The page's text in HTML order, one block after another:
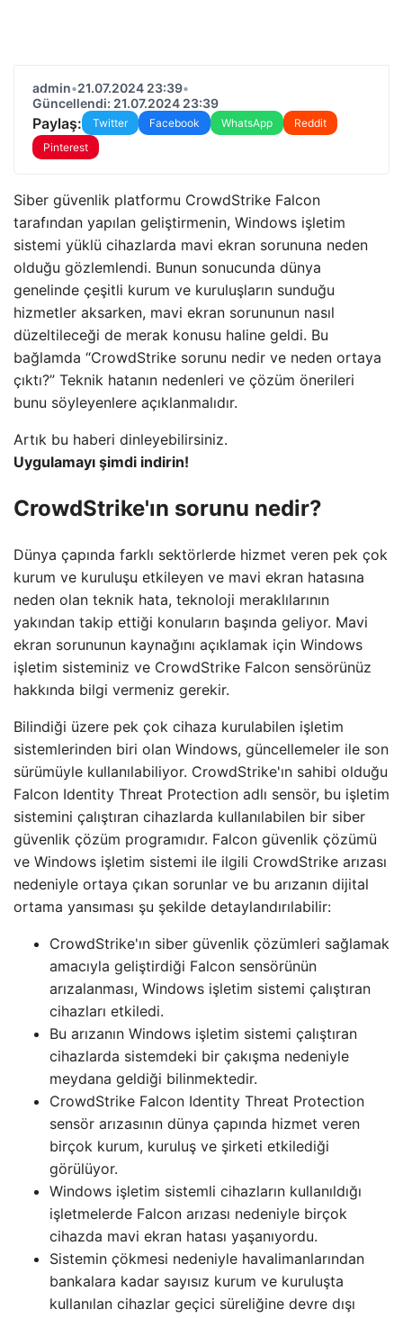
admin•21.07.2024 23:39•
Güncellendi: 21.07.2024 23:39
Paylaş: Twitter Facebook WhatsApp
Reddit
Pinterest
Siber güvenlik platformu CrowdStrike Falcon
tarafından yapılan geliştirmenin, Windows işletim
sistemi yüklü cihazlarda mavi ekran sorununa neden
olduğu gözlemlendi. Bunun sonucunda dünya
genelinde çeşitli kurum ve kuruluşların sunduğu
hizmetler aksarken, mavi ekran sorununun nasıl
düzeltileceği de merak konusu haline geldi. Bu
bağlamda “CrowdStrike sorunu nedir ve neden ortaya
çıktı?” Teknik hatanın nedenleri ve çözüm önerileri
bunu söyleyenlere açıklanmalıdır.
Artık bu haberi dinleyebilirsiniz.
Uygulamayı şimdi indirin!
CrowdStrike'ın sorunu nedir?
Dünya çapında farklı sektörlerde hizmet veren pek çok
kurum ve kuruluşu etkileyen ve mavi ekran hatasına
neden olan teknik hata, teknoloji meraklılarının
yakından takip ettiği konuların başında geliyor. Mavi
ekran sorununun kaynağını açıklamak için Windows
işletim sisteminiz ve CrowdStrike Falcon sensörünüz
hakkında bilgi vermeniz gerekir.
Bilindiği üzere pek çok cihaza kurulabilen işletim
sistemlerinden biri olan Windows, güncellemeler ile son
sürümüyle kullanılabiliyor. CrowdStrike'ın sahibi olduğu
Falcon Identity Threat Protection adlı sensör, bu işletim
sistemini çalıştıran cihazlarda kullanılabilen bir siber
güvenlik çözüm programıdır. Falcon güvenlik çözümü
ve Windows işletim sistemi ile ilgili CrowdStrike arızası
nedeniyle ortaya çıkan sorunlar ve bu arızanın dijital
ortama yansıması şu şekilde detaylandırılabilir:
CrowdStrike'ın siber güvenlik çözümleri sağlamak
amacıyla geliştirdiği Falcon sensörünün
arızalanması, Windows işletim sistemi çalıştıran
cihazları etkiledi.
Bu arızanın Windows işletim sistemi çalıştıran
cihazlarda sistemdeki bir çakışma nedeniyle
meydana geldiği bilinmektedir.
CrowdStrike Falcon Identity Threat Protection
sensör arızasının dünya çapında hizmet veren
birçok kurum, kuruluş ve şirketi etkilediği
görülüyor.
Windows işletim sistemli cihazların kullanıldığı
işletmelerde Falcon arızası nedeniyle birçok
cihazda mavi ekran hatası yaşanıyordu.
Sistemin çökmesi nedeniyle havalimanlarından
bankalara kadar sayısız kurum ve kuruluşta
kullanılan cihazlar geçici süreliğine devre dışı